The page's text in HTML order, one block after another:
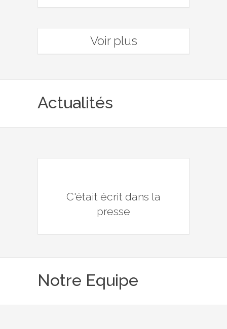
Voir plus
Actualités
C'était écrit dans la
presse
Notre Equipe